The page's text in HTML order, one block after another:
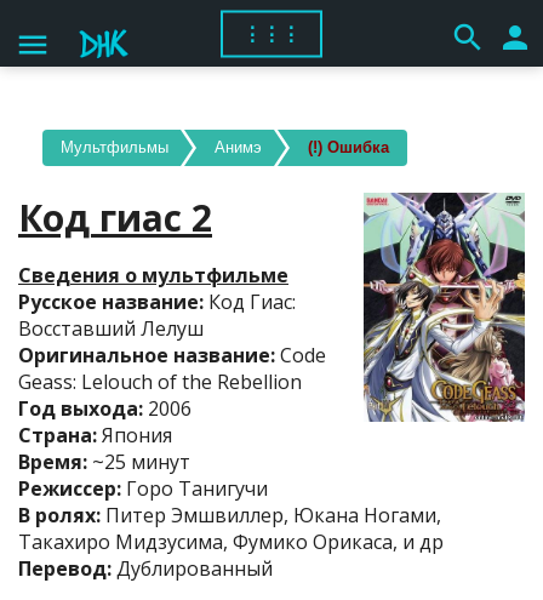
menu ⋮⋮⋮ search person
Мультфильмы Анимэ (!) Ошибка
Код гиас 2
Сведения о мультфильме
Русское название: Код Гиас:
Восставший Лелуш
Оригинальное название:Code
Geass: Lelouch of the Rebellion
Год выхода: 2006
Страна:Япония
Время: ~25 минут
Режиссер: Горо Танигучи
В ролях: Питер Эмшвиллер, Юкана Ногами,
Такахиро Мидзусима, Фумико Орикаса, и др
Перевод:Дублированный